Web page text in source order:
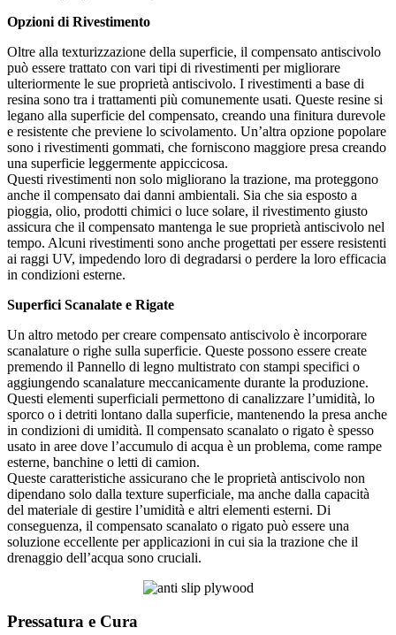
Opzioni di Rivestimento
Oltre alla texturizzazione della superficie, il compensato antiscivolo
può essere trattato con vari tipi di rivestimenti per migliorare
ulteriormente le sue proprietà antiscivolo. I rivestimenti a base di
resina sono tra i trattamenti più comunemente usati. Queste resine si
legano alla superficie del compensato, creando una finitura durevole
e resistente che previene lo scivolamento. Un’altra opzione popolare
sono i rivestimenti gommati, che forniscono maggiore presa creando
una superficie leggermente appiccicosa.
Questi rivestimenti non solo migliorano la trazione, ma proteggono
anche il compensato dai danni ambientali. Sia che sia esposto a
pioggia, olio, prodotti chimici o luce solare, il rivestimento giusto
assicura che il compensato mantenga le sue proprietà antiscivolo nel
tempo. Alcuni rivestimenti sono anche progettati per essere resistenti
ai raggi UV, impedendo loro di degradarsi o perdere la loro efficacia
in condizioni esterne.
Superfici Scanalate e Rigate
Un altro metodo per creare compensato antiscivolo è incorporare
scanalature o righe sulla superficie. Queste possono essere create
premendo il Pannello di legno multistrato con stampi specifici o
aggiungendo scanalature meccanicamente durante la produzione.
Questi elementi superficiali permettono di canalizzare l’umidità, lo
sporco o i detriti lontano dalla superficie, mantenendo la presa anche
in condizioni di umidità. Il compensato scanalato o rigato è spesso
usato in aree dove l’accumulo di acqua è un problema, come rampe
esterne, banchine o letti di camion.
Queste caratteristiche assicurano che le proprietà antiscivolo non
dipendano solo dalla texture superficiale, ma anche dalla capacità
del materiale di gestire l’umidità e altri elementi esterni. Di
conseguenza, il compensato scanalato o rigato può essere una
soluzione eccellente per applicazioni in cui sia la trazione che il
drenaggio dell’acqua sono cruciali.
Pressatura e Cura